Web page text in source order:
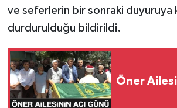
ve seferlerin bir sonraki duyuruya
durdurulduğu bildirildi.
Öner
SPOR
YAŞAM